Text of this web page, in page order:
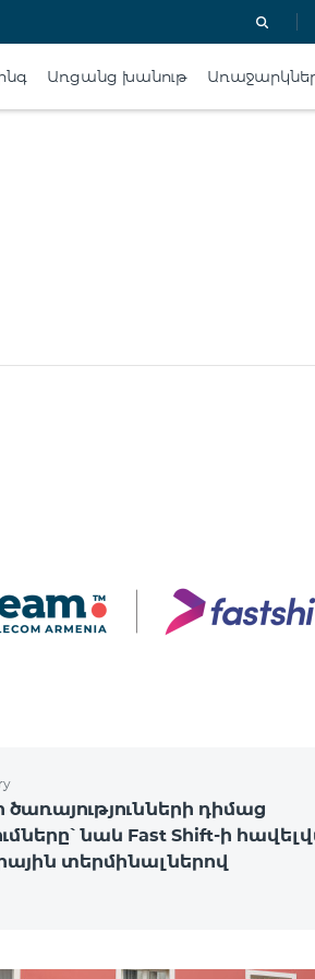
Առցանց խանութ
ծառայությունների դիմաց
նաև Fast Shift-ի
տերմինալներով